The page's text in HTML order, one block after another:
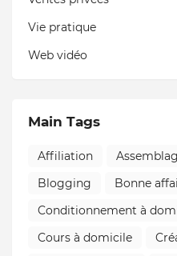
Vie pratique
Web vidéo
Main Tags
Affiliation
Blogging
Bonne
Conditionnement à
Cours à domicile